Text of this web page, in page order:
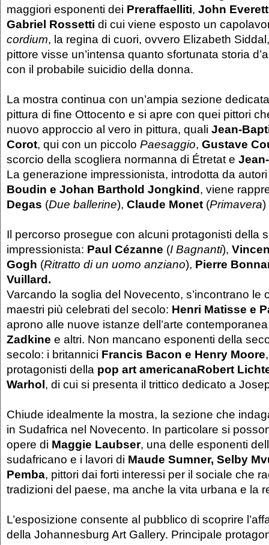
maggiori esponenti dei Preraffaelliti, John
Gabriel Rossetti di cui viene esposto un
cordium, la regina di cuori, ovvero Elizabeth
pittore visse un’intensa quanto sfortunata storia
con il probabile suicidio della donna.
La mostra continua con un’ampia sezione
pittura di fine Ottocento e si apre con quei pittori
nuovo approccio al vero in pittura, quali Jean-
Corot, qui con un piccolo Paesaggio, Gustave
scorcio della scogliera normanna di Étretat e
La generazione impressionista, introdotta da
Boudin e Johan Barthold Jongkind, viene
Degas (Due ballerine), Claude Monet (Primavera)
Il percorso prosegue con alcuni protagonisti della
impressionista: Paul Cézanne (I Bagnanti),
Gogh (Ritratto di un uomo anziano), Pierre
Vuillard.
Varcando la soglia del Novecento, s’incontrano le
maestri più celebrati del secolo: Henri Matisse e
aprono alle nuove istanze dell’arte
Zadkine e altri. Non mancano esponenti della
secolo: i britannici Francis Bacon e Henry Moore
protagonisti della pop art americanaRobert
Warhol, di cui si presenta il trittico dedicato a
Chiude idealmente la mostra, la sezione che
in Sudafrica nel Novecento. In particolare si
opere di Maggie Laubser, una delle esponenti
sudafricano e i lavori di Maude Sumner, Selby
Pemba, pittori dai forti interessi per il sociale che
tradizioni del paese, ma anche la vita urbana e la
L’esposizione consente al pubblico di scoprire
della Johannesburg Art Gallery. Principale